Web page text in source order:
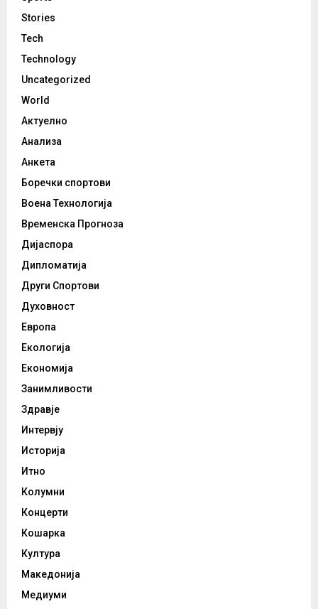
Stories
Tech
Technology
Uncategorized
World
Актуелно
Анализа
Анкета
Боречки спортови
Воена Технологија
Временска Прогноза
Дијаспора
Дипломатија
Други Спортови
Духовност
Европа
Екологија
Економија
Занимливости
Здравје
Интервју
Историја
Итно
Колумни
Концерти
Кошарка
Култура
Македонија
Медиуми